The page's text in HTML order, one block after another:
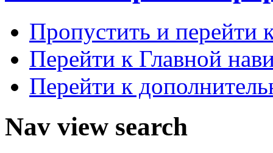
Пропустить и перейти
Перейти к Главной
Перейти к
Nav view search